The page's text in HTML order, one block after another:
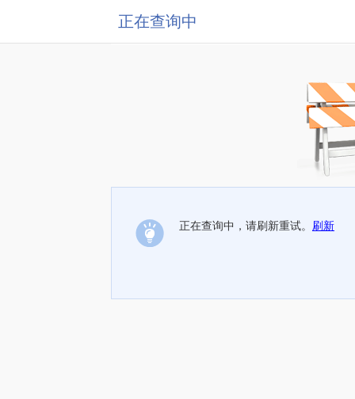
正在查询中
正在查询中，请刷新重试。 刷新